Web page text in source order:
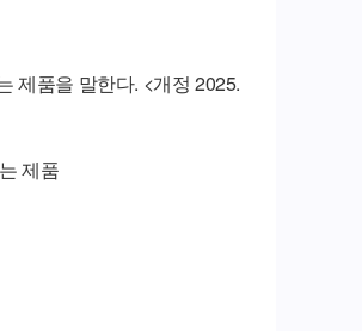
제품을 말한다. <개정 2025.
제품